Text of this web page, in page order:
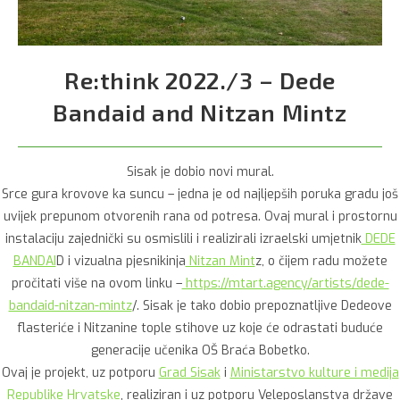
Re:think 2022./3 – Dede
Bandaid and Nitzan Mintz
Sisak je dobio novi mural.
Srce gura krovove ka suncu – jedna je od najljepših poruka gradu još
uvijek prepunom otvorenih rana od potresa. Ovaj mural i prostornu
instalaciju zajednički su osmislili i realizirali izraelski umjetnikDEDE
BANDAID i vizualna pjesnikinja Nitzan Mintz, o čijem radu možete
pročitati više na ovom linku –https://mtart.agency/artists/dede-
bandaid-nitzan-mintz/. Sisak je tako dobio prepoznatljive Dedeove
flasteriće i Nitzanine tople stihove uz koje će odrastati buduće
generacije učenika OŠ Braća Bobetko.
Ovaj je projekt, uz potporu Grad Sisaki Ministarstvo kulture i medija
Republike Hrvatske, realiziran i uz potporu Veleposlanstva države